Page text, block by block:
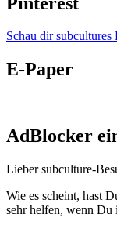
Schau dir subcultures
E-Paper
AdBlocker
Lieber subculture-
Wie es scheint, hast
sehr helfen, wenn Du